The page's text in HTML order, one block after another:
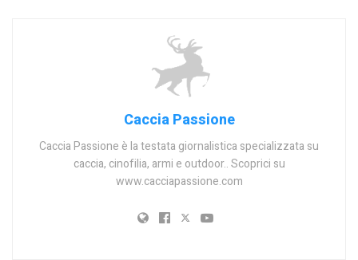
Caccia Passione
Caccia Passione è la testata giornalistica specializzata su
caccia, cinofilia, armi e outdoor.. Scoprici su
www.cacciapassione.com